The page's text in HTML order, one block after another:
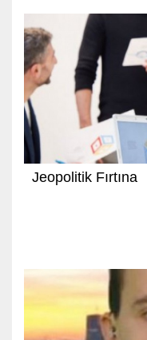
Jeopolitik Fırtına